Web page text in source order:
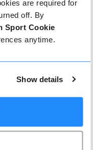
are required for
off. By
Sport Cookie
anytime.
Show details
qu'il a
être plus
à notre équipe